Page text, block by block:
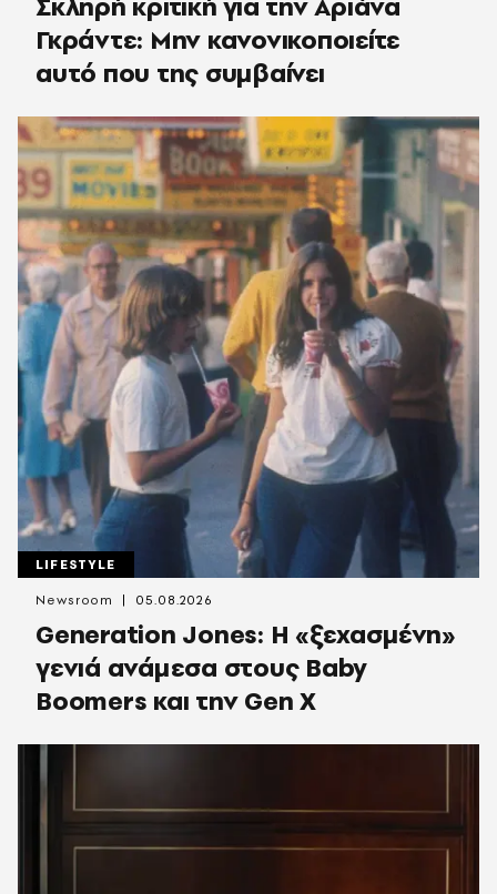
Γκράντε: Μην κανονικοποιείτε
αυτό που της συμβαίνει
LIFESTYLE
Generation Jones: Η «ξεχασμένη»
γενιά ανάμεσα στους Baby
Boomers και την Gen X
Newsroom 05.08.2026